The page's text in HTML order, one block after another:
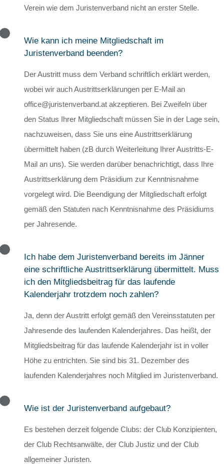
Verein wie dem Juristenverband nicht an erster Stelle.
Wie kann ich meine Mitgliedschaft im
Juristenverband beenden?
Der Austritt muss dem Verband schriftlich erklärt werden,
wobei wir auch Austrittserklärungen per E-Mail an
office@juristenverband.at akzeptieren. Bei Zweifeln über
den Status Ihrer Mitgliedschaft müssen Sie in der Lage sein,
nachzuweisen, dass Sie uns eine Austrittserklärung
übermittelt haben (zB durch Weiterleitung Ihrer Austritts-E-
Mail an uns). Sie werden darüber benachrichtigt, dass Ihre
Austrittserklärung dem Präsidium zur Kenntnisnahme
vorgelegt wird. Die Beendigung der Mitgliedschaft erfolgt
gemäß den Statuten nach Kenntnisnahme des Präsidiums
per Jahresende.
Ich habe dem Juristenverband bereits im Jänner
eine schriftliche Austrittserklärung übermittelt. Muss
ich den Mitgliedsbeitrag für das laufende
Kalenderjahr trotzdem noch zahlen?
Ja, denn der Austritt erfolgt gemäß den Vereinsstatuten per
Jahresende des laufenden Kalenderjahres. Das heißt, der
Mitgliedsbeitrag für das laufende Kalenderjahr ist in voller
Höhe zu entrichten. Sie sind bis 31. Dezember des
laufenden Kalenderjahres noch Mitglied im Juristenverband.
Wie ist der Juristenverband aufgebaut?
Es bestehen derzeit folgende Clubs: der Club Konzipienten,
der Club Rechtsanwälte, der Club Justiz und der Club
allgemeiner Juristen.